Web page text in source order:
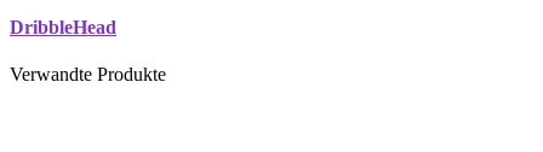
DribbleHead
Verwandte Produkte